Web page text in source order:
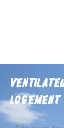
logement